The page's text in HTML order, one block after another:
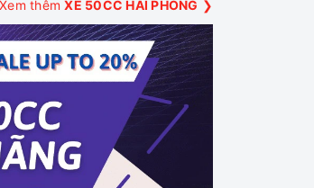
Xem thêmXE 50CC HẢI PHÒNG ❯